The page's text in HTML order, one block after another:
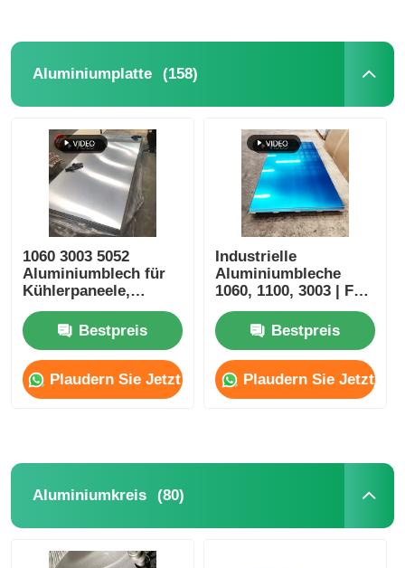
Aluminiumplatte (158)
1060 3003 5052
Aluminiumblech für
Kühlerpaneele,
Waschmaschinenverkleidungen
Bestpreis
Plaudern Sie Jetzt
Industrielle
Aluminiumbleche
1060, 1100, 3003 | Für
Rolltore, Dächer &
Vorhangfassaden |
Anpassbar
Bestpreis
Plaudern Sie Jetzt
Aluminiumkreis (80)